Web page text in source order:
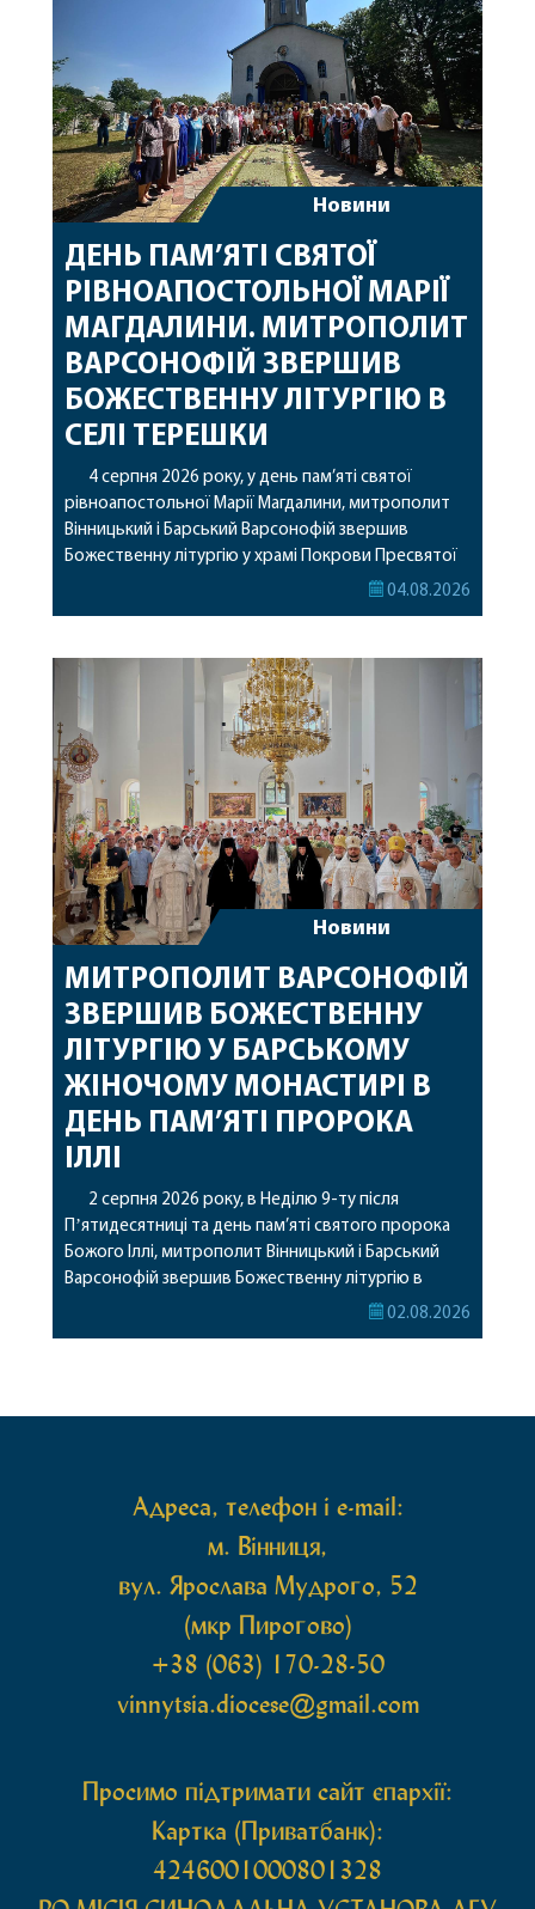
Новини
ДЕНЬ ПАМ’ЯТІ СВЯТОЇ
РІВНОАПОСТОЛЬНОЇ МАРІЇ
МАГДАЛИНИ. МИТРОПОЛИТ
ВАРСОНОФІЙ ЗВЕРШИВ
БОЖЕСТВЕННУ ЛІТУРГІЮ В
СЕЛІ ТЕРЕШКИ
4 серпня 2026 року, у день пам’яті святої
рівноапостольної Марії Магдалини, митрополит
Вінницький і Барський Варсонофій звершив
Божественну літургію у храмі Покрови Пресвятої
Богородиці села Терешки Барського благочиння.
рівноапостольної Марії Магдалини з часткою її
святих мощей, передана зі Святої Гори Афон.
Також для поклоніння вірянам […]
04.08.2026
Новини
МИТРОПОЛИТ ВАРСОНОФІЙ
ЗВЕРШИВ БОЖЕСТВЕННУ
ЛІТУРГІЮ У БАРСЬКОМУ
ЖІНОЧОМУ МОНАСТИРІ В
ДЕНЬ ПАМ’ЯТІ ПРОРОКА
ІЛЛІ
2 серпня 2026 року, в Неділю 9-ту після
Пʼятидесятниці та день пам’яті святого пророка
Божого Іллі, митрополит Вінницький і Барський
Варсонофій звершив Божественну літургію в
Барському жіночому монастирі. Перед початком
02.08.2026
Адреса, телефон і e-mail:
м. Вінниця,
вул. Ярослава Мудрого, 52
(мкр Пирогово)
+38 (063) 170-28-50
vinnytsia.diocese@gmail.com
Просимо підтримати сайт єпархії:
Картка (Приватбанк):
4246001000801328